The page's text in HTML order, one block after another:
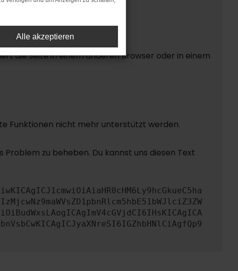
die Seite in einem anderen Browser oder in einem
Funktionen nicht mehr unterstützt werden.
zu beheben. Du kannst uns diesen Text
Alle akzeptieren